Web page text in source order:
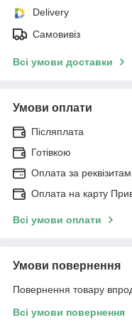
Delivery
Самовивіз
Всі умови доставки
Умови оплати
Післяплата
Готівкою
Оплата за
Оплата на карту
Всі умови оплати
Умови повернення
Повернення товару
Всі умови повернення